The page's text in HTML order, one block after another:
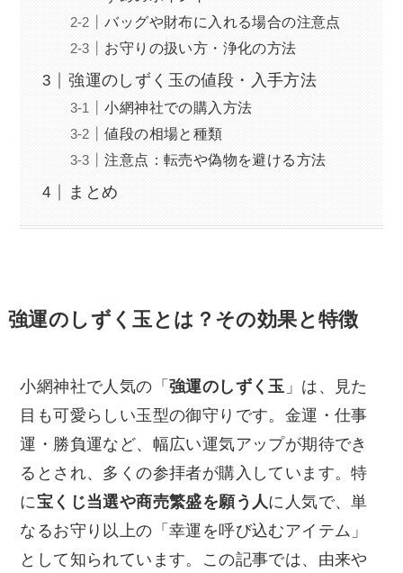
バッグや財布に入れる場合の注意点
お守りの扱い方・浄化の方法
強運のしずく玉の値段・入手方法
小網神社での購入方法
値段の相場と種類
注意点：転売や偽物を避ける方法
まとめ
強運のしずく玉とは？その効果と特徴
小網神社で人気の「強運のしずく玉 」は、見た
目も可愛らしい玉型の御守りです。金運・仕事
運・勝負運など、幅広い運気アップが期待でき
るとされ、多くの参拝者が購入しています。特
に 宝くじ当選や商売繁盛を願う人 に人気で、単
なるお守り以上の「幸運を呼び込むアイテム」
として知られています。この記事では、由来や